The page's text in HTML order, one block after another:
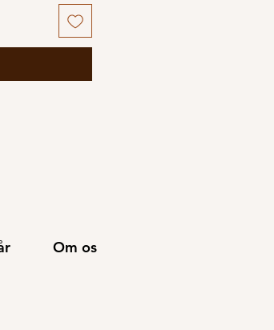
Om os